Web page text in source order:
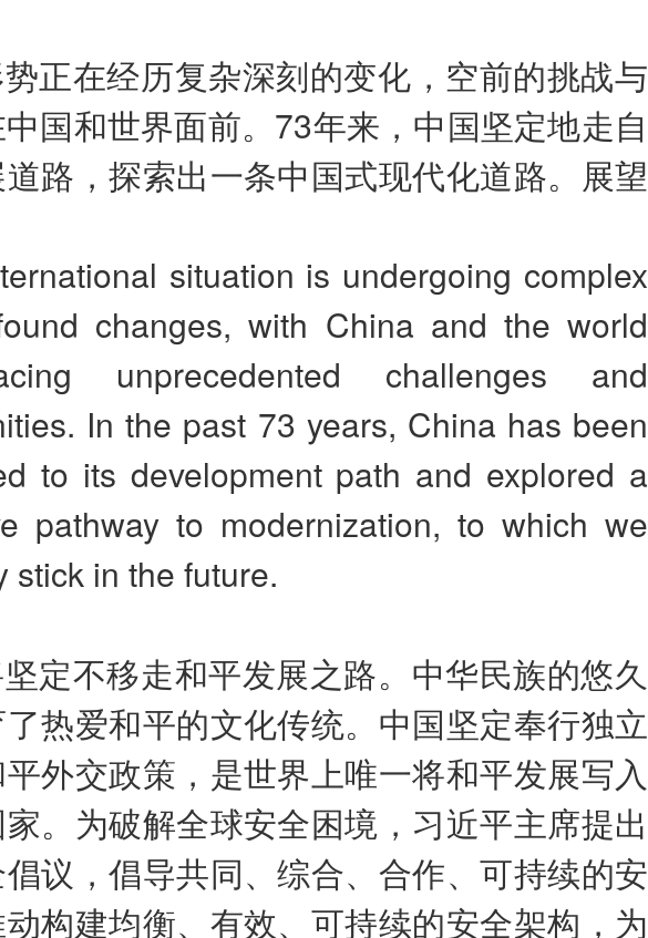
正在经历复杂深刻的变化，空前的挑战与
国和世界面前。73年来，中国坚定地走自
路，探索出一条中国式现代化道路。展望
situation is undergoing complex
changes, with China and the world
unprecedented challenges and
In the past 73 years, China has been
to its development path and explored a
pathway to modernization, to which we
stick in the future.
定不移走和平发展之路。中华民族的悠久
热爱和平的文化传统。中国坚定奉行独立
外交政策，是世界上唯一将和平发展写入
。为破解全球安全困境，习近平主席提出
议，倡导共同、综合、合作、可持续的安
构建均衡、有效、可持续的安全架构，为